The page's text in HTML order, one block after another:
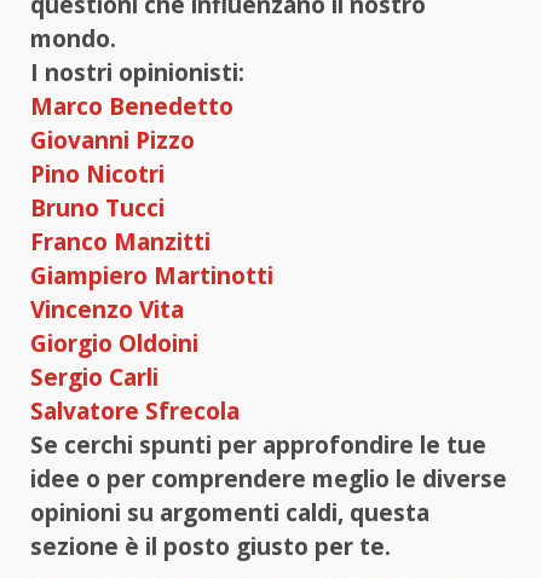
mondo.
I nostri opinionisti:
Marco Benedetto
Giovanni Pizzo
Pino Nicotri
Bruno Tucci
Franco Manzitti
Giampiero Martinotti
Vincenzo Vita
Giorgio Oldoini
Sergio Carli
Salvatore Sfrecola
Se cerchi spunti per approfondire le tue
idee o per comprendere meglio le diverse
opinioni su argomenti caldi, questa
sezione è il posto giusto per te.